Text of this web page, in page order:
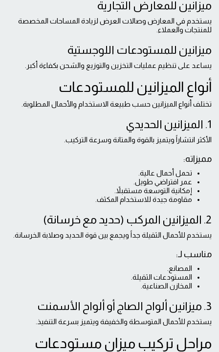
ميزانين للمعارض التجارية
يستخدم في المعارض وصالات العرض لزيادة المساحات المخصصة
للمنتجات والعملاء.
ميزانين للمستودعات اللوجستية
يساعد على تنظيم عمليات التخزين والتوزيع والشحن بكفاءة أكبر.
أنواع الميزانين للمستودعات
تختلف أنواع الميزانين حسب طبيعة الاستخدام والأحمال المطلوبة.
1. الميزانين الحديدي
الأكثر انتشاراً ويتميز بالقوة والمتانة وسرعة التركيب.
مميزاته:
تحمل أحمال عالية.
عمر افتراضي طويل.
إمكانية التوسعة مستقبلاً.
مقاومة جيدة للاستخدام المكثف.
2. الميزانين المركب (حديد مع خرسانة)
يستخدم للأحمال الثقيلة جداً ويجمع بين قوة الحديد وصلابة الخرسانة.
مناسب لـ:
المصانع.
المستودعات الثقيلة.
المخازن الصناعية.
3. ميزانين ألواح الصاج أو ألواح الأسمنت
يستخدم للأحمال المتوسطة والخفيفة ويتميز بسرعة التنفيذ.
مراحل تركيب ميزان مستودعات